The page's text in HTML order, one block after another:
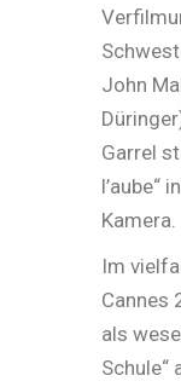
John
Garrel
l’aube“
Kamera.
Im
Cannes
als
Schule“